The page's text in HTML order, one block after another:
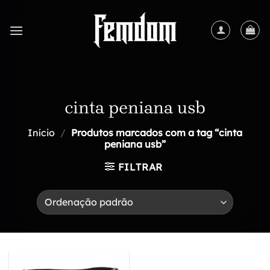
content
cinta peniana usb
Início / Produtos marcados com a tag “cinta
peniana usb”
FILTRAR